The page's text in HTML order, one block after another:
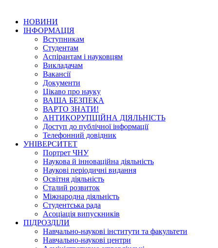
НОВИНИ
ІНФОРМАЦІЯ
Вступникам
Студентам
Аспірантам і науковцям
Викладачам
Вакансії
Документи
Цікаво про науку
ВАША БЕЗПЕКА
ВАРТО ЗНАТИ!
АНТИКОРУПЦІЙНА ДІЯЛЬНІСТЬ
Доступ до публічної інформації
Телефонний довідник
УНІВЕРСИТЕТ
Портрет ЧНУ
Наукова й інноваційна діяльність
Наукові періодичні видання
Освітня діяльність
Сталий розвиток
Міжнародна діяльність
Студентська рада
Асоціація випускників
ПІДРОЗДІЛИ
Навчально-наукові інститути та факультети
Навчально-наукові центри